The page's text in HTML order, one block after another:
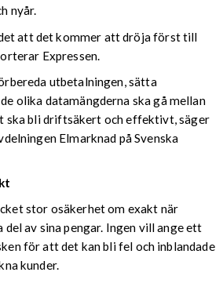
nyår.
att det kommer att dröja först till
Expressen.
utbetalningen, sätta
olika datamängderna ska gå mellan
ska bli driftsäkert och effektivt, säger
Elmarknad på Svenska
stor osäkerhet om exakt när
av sina pengar. Ingen vill ange ett
för att det kan bli fel och inblandade
kunder.